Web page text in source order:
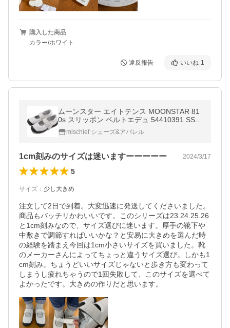
購入した商品
カラー/ホワイト
違反報告 いいね 1
ムーンスター エイトテンス MOONSTAR 81
0s スリッポン ベルトエデュ 54410391 SS2
4 ET038 BELTEDU レディース 靴 ストラッ
プシーズ スニーカー ICE 正規取扱店
mischief シューズ&アパレル
1cm刻みのサイズは迷いますーーーーー 2024/3/17
5
サイズ ： 少し大きめ
注文して2日で到着。大変迅速に発送してくださいました。
商品もバッチリかわいいです。このシリーズは23.24.25.26
と1cm刻みなので、サイズ選びに迷います。厚手の靴下や
中敷きで調節すればいいかな？と安易に大きめを選んだ時
の経験を踏まえ今回は1cm小さいサイズを買いました。靴
のメーカーさんによってちょっと違うサイズ選び。しかも1
cm刻み。ちょうどいいサイズじゃないと歩き方も変わって
しまうし疲れちゃうので1回失敗して、このサイズを選べて
よかったです。大きめの作りだと思います。